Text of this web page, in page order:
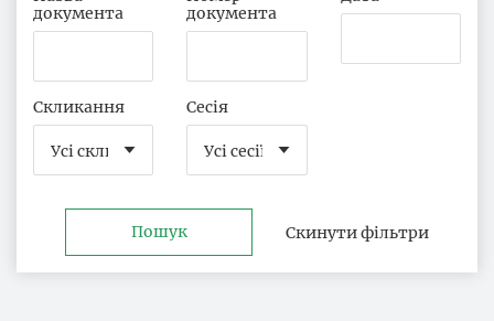
документа
документа
Скликання Сесія
Пошук Скинути фільтри